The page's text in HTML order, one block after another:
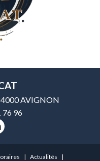
AVIGNON
76 96
Actualités